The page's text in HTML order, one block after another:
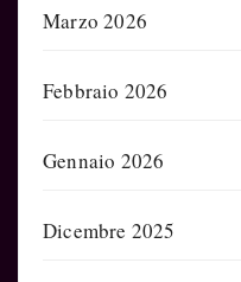
Marzo 2026
Febbraio 2026
Gennaio 2026
Dicembre 2025